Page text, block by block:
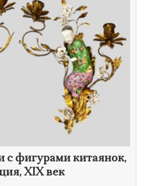
с фигурами китаянок,
XIX век